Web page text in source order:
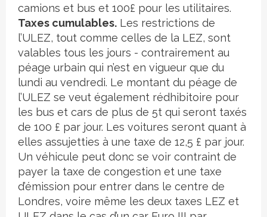
camions et bus et 100£ pour les utilitaires.
Taxes cumulables. Les restrictions de
l’ULEZ, tout comme celles de la LEZ, sont
valables tous les jours - contrairement au
péage urbain qui n’est en vigueur que du
lundi au vendredi. Le montant du péage de
l’ULEZ se veut également rédhibitoire pour
les bus et cars de plus de 5t qui seront taxés
de 100 £ par jour. Les voitures seront quant à
elles assujetties à une taxe de 12,5 £ par jour.
Un véhicule peut donc se voir contraint de
payer la taxe de congestion et une taxe
d’émission pour entrer dans le centre de
Londres, voire même les deux taxes LEZ et